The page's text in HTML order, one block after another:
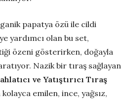
papatya özü ile cildi
yardımcı olan bu set,
özeni gösterirken, doğayla
Nazik bir tıraş sağlayan
ve Yatıştırıcı Tıraş
emilen, ince, yağsız,